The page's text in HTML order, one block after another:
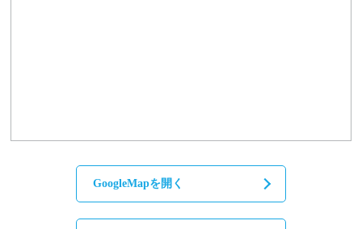
GoogleMapを開く